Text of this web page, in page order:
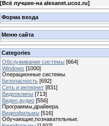
[Всё лучшее-на alexanet.ucoz.ru]
Форма входа
Меню сайта
Categories
Обслуживание системы [664]
Windows [1000]
Операционные системы.
Безопасность [692]
Сеть и интернет [831]
Видеоклипы [713]
Видео,аудио [556]
Программы,драйвера.
Видеофильмы [516]
Обучающие,познавательные.